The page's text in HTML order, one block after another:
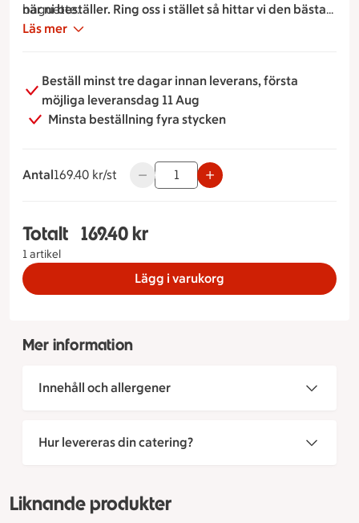
baguette.
när ni beställer. Ring oss i stället så hittar vi den bästa
lösningen tillsammans. Har ni frågor? Hör av er! Varmt
Läs mer
Beställ minst tre dagar innan leverans, första
möjliga leveransdag 11 Aug
Minsta beställning fyra stycken
Antal
169.40 kronor styck
169.40 kr/st Använd knapparna för att minska
Totalt
1 artikel
Totalt 1 stycken Medelhavsbuffé, 169.40 kronor
169.40 kr
Lägg i varukorg
Mer information
Innehåll och allergener
Hur levereras din catering?
Liknande produkter